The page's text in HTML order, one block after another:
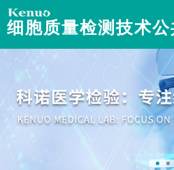
细胞质量检测技术